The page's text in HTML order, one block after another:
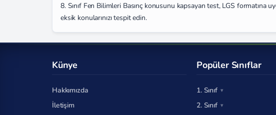
8. Sınıf Fen Bilimleri Basınç konusunu kapsayan test, LGS formatına
eksik konularınızı tespit edin.
Künye
Hakkımızda
İletişim
Popüler Sınıflar
1. Sınıf
2. Sınıf